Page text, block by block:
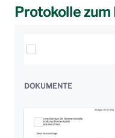
Protokolle
Elemente auswählen
DOKUMENTE